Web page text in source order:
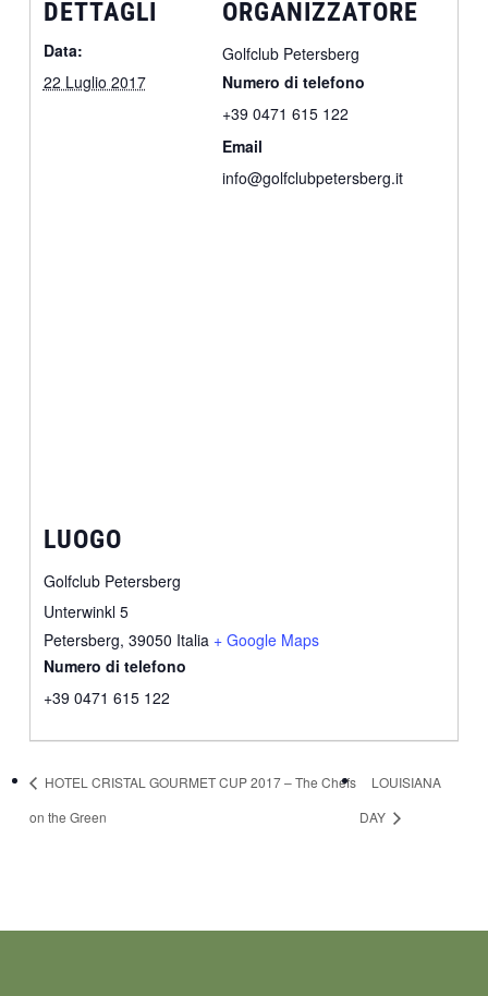
DETTAGLI
Data:
22 Luglio 2017
ORGANIZZATORE
Golfclub Petersberg
Numero di telefono
+39 0471 615 122
Email
info@golfclubpetersberg.it
LUOGO
Golfclub Petersberg
Unterwinkl 5
Petersberg, 39050 Italia + Google Maps
Numero di telefono
+39 0471 615 122
HOTEL CRISTAL GOURMET CUP 2017 – The Chefs
on the Green
LOUISIANA
DAY